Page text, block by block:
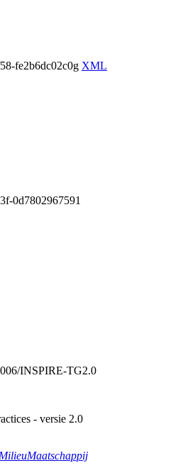
fe2b6dc02c0g XML
0d7802967591
INSPIRE-TG2.0
- versie 2.0